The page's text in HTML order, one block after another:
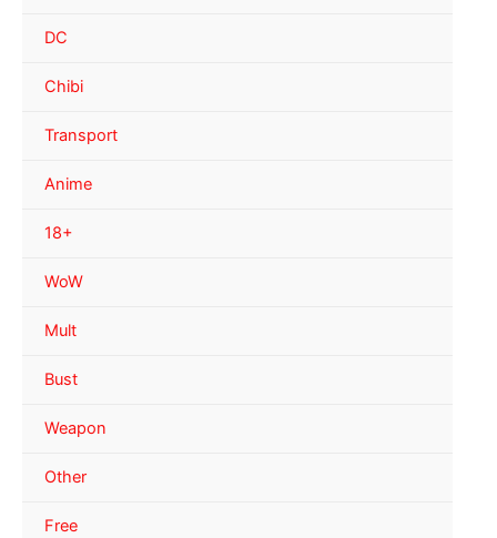
DC
Chibi
Transport
Anime
18+
WoW
Mult
Bust
Weapon
Other
Free